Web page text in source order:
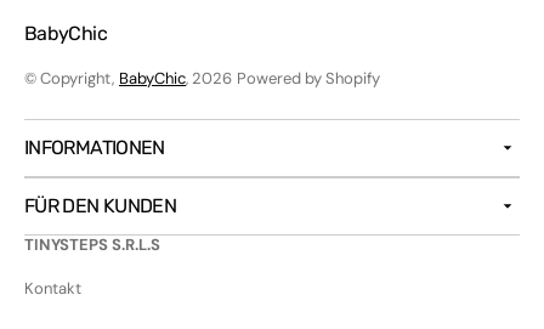
BabyChic
© Copyright, BabyChic, 2026 Powered by Shopify
INFORMATIONEN
FÜR DEN KUNDEN
TINYSTEPS S.R.L.S
Kontakt